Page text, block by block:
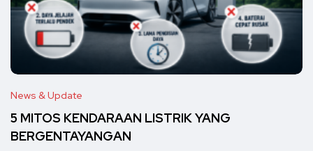
News & Update
5 MITOS KENDARAAN LISTRIK YANG
BERGENTAYANGAN